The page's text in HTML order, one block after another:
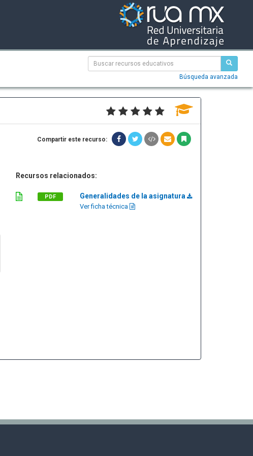
Búsqueda avanzada
Compartir este recurso:
Recursos relacionados:
PDF Generalidades de la asignatura
Ver ficha técnica